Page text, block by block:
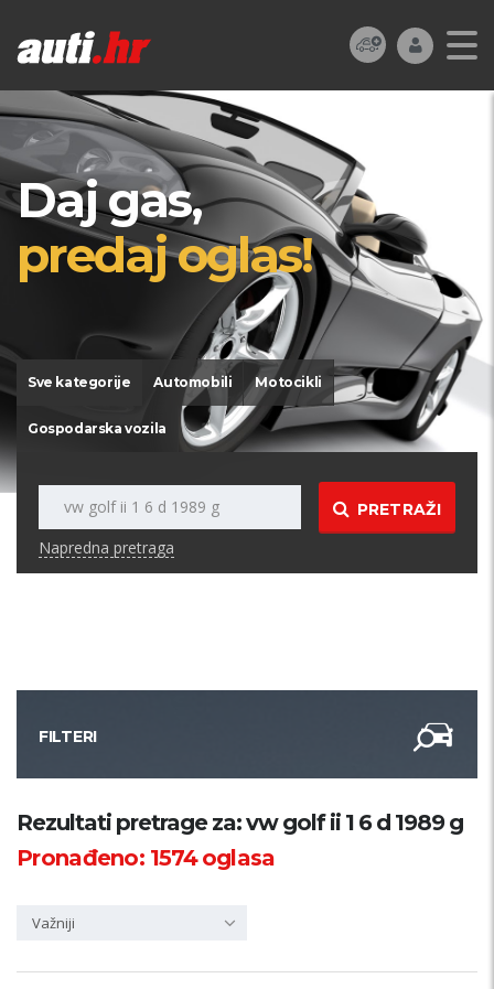
Daj gas,
predaj oglas!
Sve kategorije Automobili Motocikli
Gospodarska vozila
PRETRAŽI
Napredna pretraga
FILTERI
Kategorija
PRETRAŽI
Rezultati pretrage za: vw golf ii 1 6 d 1989 g
Pronađeno: 1574oglasa
Važniji